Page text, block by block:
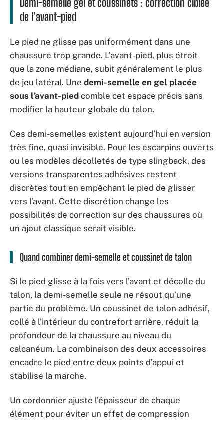
Demi-semelle gel et coussinets : correction ciblée
de l’avant-pied
Le pied ne glisse pas uniformément dans une
chaussure trop grande. L’avant-pied, plus étroit
que la zone médiane, subit généralement le plus
de jeu latéral. Une demi-semelle en gel placée
sous l’avant-pied comble cet espace précis sans
modifier la hauteur globale du talon.
Ces demi-semelles existent aujourd’hui en version
très fine, quasi invisible. Pour les escarpins ouverts
ou les modèles décolletés de type slingback, des
versions transparentes adhésives restent
discrètes tout en empêchant le pied de glisser
vers l’avant. Cette discrétion change les
possibilités de correction sur des chaussures où
un ajout classique serait visible.
Quand combiner demi-semelle et coussinet de talon
Si le pied glisse à la fois vers l’avant et décolle du
talon, la demi-semelle seule ne résout qu’une
partie du problème. Un coussinet de talon adhésif,
collé à l’intérieur du contrefort arrière, réduit la
profondeur de la chaussure au niveau du
calcanéum. La combinaison des deux accessoires
encadre le pied entre deux points d’appui et
stabilise la marche.
Un cordonnier ajuste l’épaisseur de chaque
élément pour éviter un effet de compression